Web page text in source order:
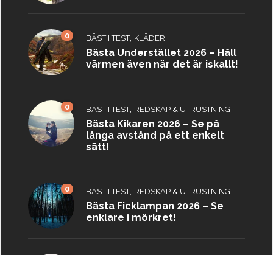
0 BÄST I TEST, KLÄDER
Bästa Understället 2026 – Håll
värmen även när det är iskallt!
0 BÄST I TEST, REDSKAP & UTRUSTNING
Bästa Kikaren 2026 – Se på
långa avstånd på ett enkelt
sätt!
0 BÄST I TEST, REDSKAP & UTRUSTNING
Bästa Ficklampan 2026 – Se
enklare i mörkret!